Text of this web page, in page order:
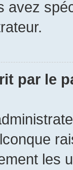
avez
par le
les